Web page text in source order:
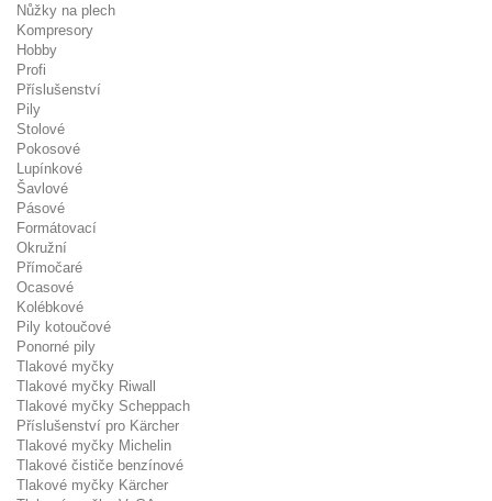
Nůžky na plech
Kompresory
Hobby
Profi
Příslušenství
Pily
Stolové
Pokosové
Lupínkové
Šavlové
Pásové
Formátovací
Okružní
Přímočaré
Ocasové
Kolébkové
Pily kotoučové
Ponorné pily
Tlakové myčky
Tlakové myčky Riwall
Tlakové myčky Scheppach
Příslušenství pro Kärcher
Tlakové myčky Michelin
Tlakové čističe benzínové
Tlakové myčky Kärcher